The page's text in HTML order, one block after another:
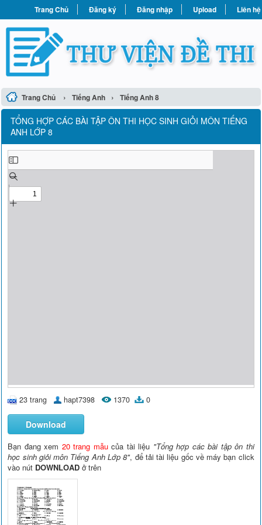
Trang Chủ Đăng ký Đăng nhập Upload Liên hệ
Trang Chủ › Tiếng Anh › Tiếng Anh 8
TỔNG HỢP CÁC BÀI TẬP ÔN THI HỌC SINH GIỎI MÔN TIẾNG
ANH LỚP 8
23 trang hapt7398 1370 0
Download
Bạn đang xem 20 trang mẫucủa tài liệu "Tổng hợp các bài tập ôn thi
học sinh giỏi môn Tiếng Anh Lớp 8", để tải tài liệu gốc về máy bạn click
vào nút DOWNLOAD ở trên